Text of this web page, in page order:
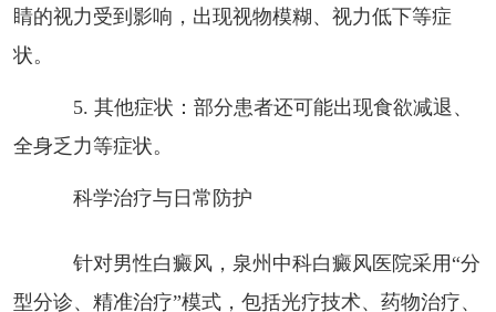
睛的视力受到影响，出现视物模糊、视力低下等症
状。
5. 其他症状：部分患者还可能出现食欲减退、
全身乏力等症状。
科学治疗与日常防护
针对男性白癜风，泉州中科白癜风医院采用“分
型分诊、精准治疗”模式，包括光疗技术、药物治疗、